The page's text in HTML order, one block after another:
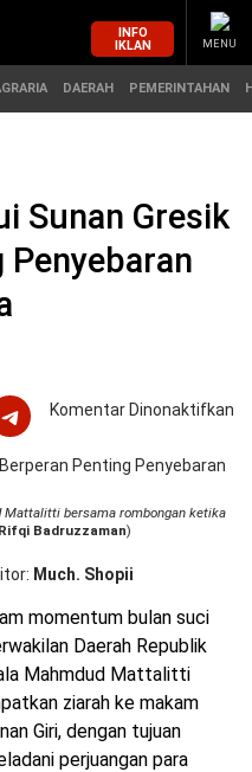
INFO
IKLAN
MENU
DAERAH PEMERINTAHAN
Sunan Gresik
Penyebaran
Komentar Dinonaktifkan
Mattalitti bersama rombongan ketika
Rifqi Badruzzaman)
Much. Shopii
momentum bulan suci
Daerah Republik
Mahmdud Mattalitti
ziarah ke makam
Giri, dengan tujuan
perjuangan para